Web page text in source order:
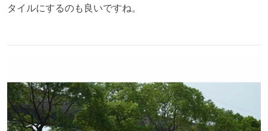
タイルにするのも良いですね。